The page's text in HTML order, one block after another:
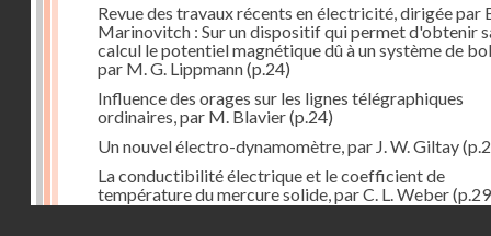
Revue des travaux récents en électricité, dirigée par
Marinovitch : Sur un dispositif qui permet d'obtenir
calcul le potentiel magnétique dû à un système de
par M. G. Lippmann(p.24)
Influence des orages sur les lignes télégraphiques
ordinaires, par M. Blavier(p.24)
Un nouvel électro-dynamomètre, par J. W. Giltay
La conductibilité électrique et le coefficient de
température du mercure solide, par C. L. Weber